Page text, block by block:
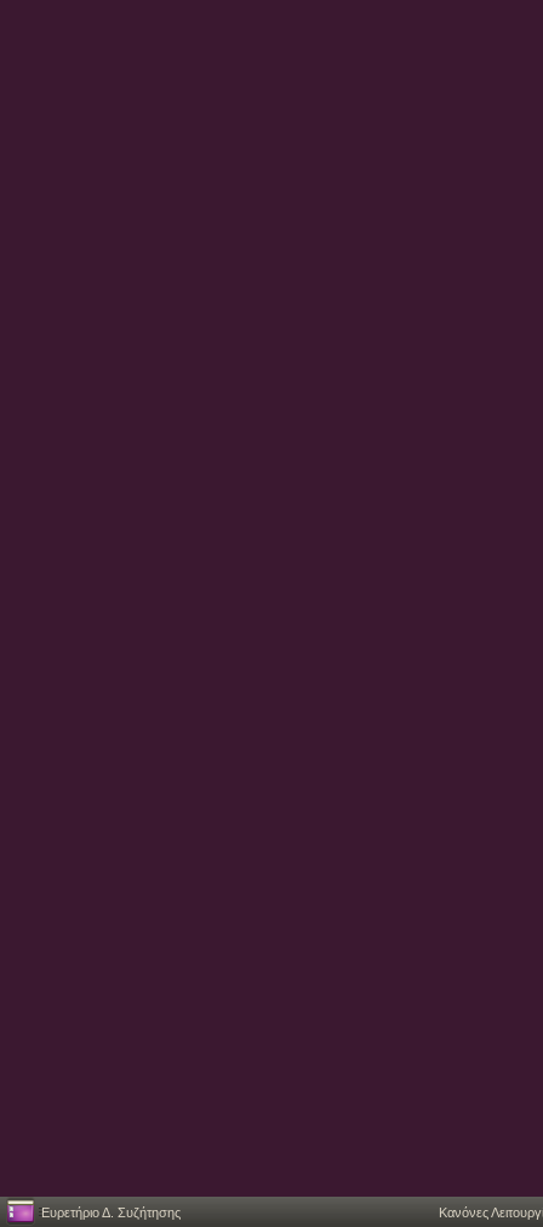
Ευρετήριο Δ. Συζήτησης Κανόνες